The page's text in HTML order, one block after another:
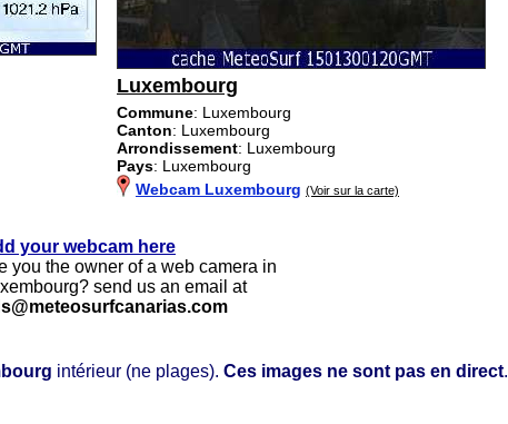
Luxembourg
Commune: Luxembourg
Canton: Luxembourg
Arrondissement: Luxembourg
Pays: Luxembourg
Webcam Luxembourg (Voir sur la carte)
your webcam here
you the owner of a web camera in
send us an email at
intérieur (ne plages). Ces images ne sont pas en direct.